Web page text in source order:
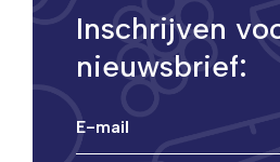
Inschrijven
nieuwsbrief: